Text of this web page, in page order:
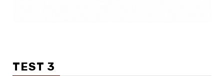
TEST 3